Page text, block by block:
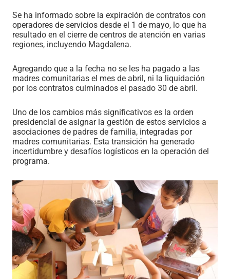
Se ha informado sobre la expiración de contratos con
operadores de servicios desde el 1 de mayo, lo que ha
resultado en el cierre de centros de atención en varias
regiones, incluyendo Magdalena.
Agregando que a la fecha no se les ha pagado a las
madres comunitarias el mes de abril, ni la liquidación
por los contratos culminados el pasado 30 de abril.
Uno de los cambios más significativos es la orden
presidencial de asignar la gestión de estos servicios a
asociaciones de padres de familia, integradas por
madres comunitarias. Esta transición ha generado
incertidumbre y desafíos logísticos en la operación del
programa.